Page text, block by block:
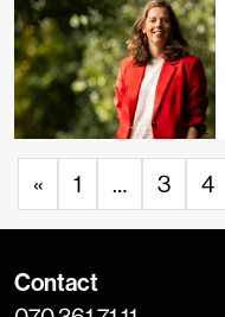
« 1 … 3 4
Contact